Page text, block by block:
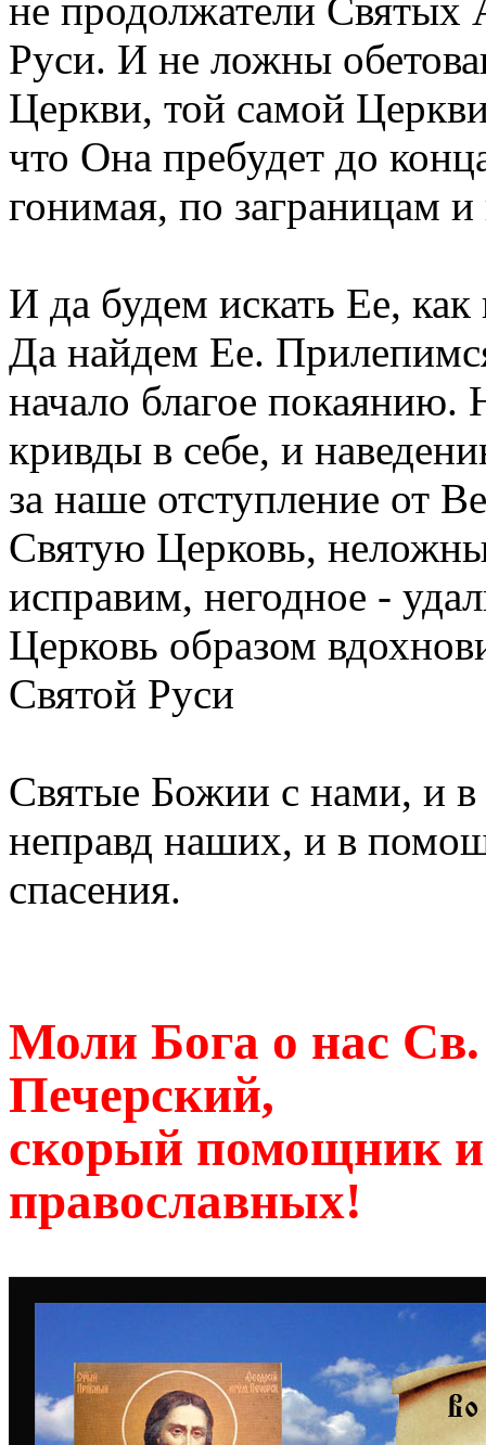
не продолжатели Святых
Руси. И не ложны
Церкви, той самой
что Она пребудет до
гонимая, по заграницам
И да будем искать Ее,
Да найдем Ее.
начало благое покаянию.
кривды в себе, и
за наше отступление от
Святую Церковь,
исправим, негодное -
Церковь образом
Святой Руси
Святые Божии с нами, и в
неправд наших, и в
спасения.
Моли Бога о нас
Печерский,
скорый помощник и
православных!